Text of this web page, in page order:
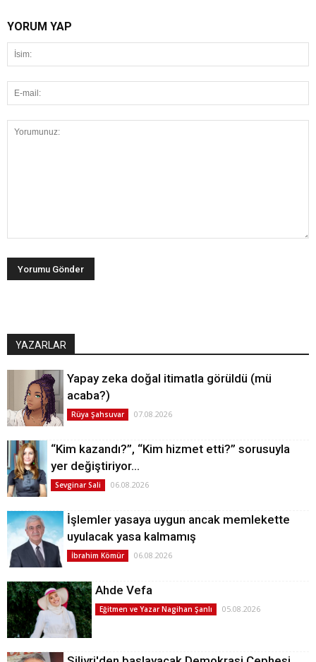
YORUM YAP
YAZARLAR
Yapay zeka doğal itimatla görüldü (mü
acaba?)
Rüya Şahsuvar 07.08.2026
“Kim kazandı?”, “Kim hizmet etti?” sorusuyla
yer değiştiriyor…
Sevginar Sali 06.08.2026
İşlemler yasaya uygun ancak memlekette
uyulacak yasa kalmamış
İbrahim Kömür 06.08.2026
Ahde Vefa
Eğitmen ve Yazar Nagihan Şanlı 05.08.2026